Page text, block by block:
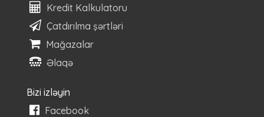
Kredit Kalkulatoru
Çatdırılma şərtləri
Mağazalar
Əlaqə
Bizi izləyin
Facebook